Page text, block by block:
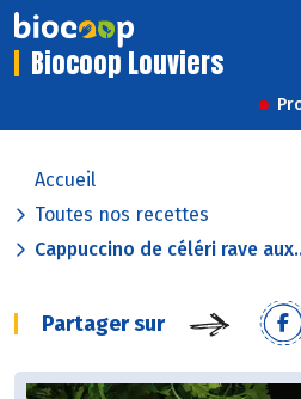
Biocoop Louviers
Accueil
Toutes nos recettes
Cappuccino de céléri rave
Partager sur